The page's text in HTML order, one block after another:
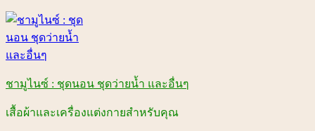
Skip
content
ชามูไนซ์ : ชุดนอน ชุดว่ายน้ำ และอื่นๆ
เสื้อผ้าและเครื่องแต่งกายสำหรับคุณ